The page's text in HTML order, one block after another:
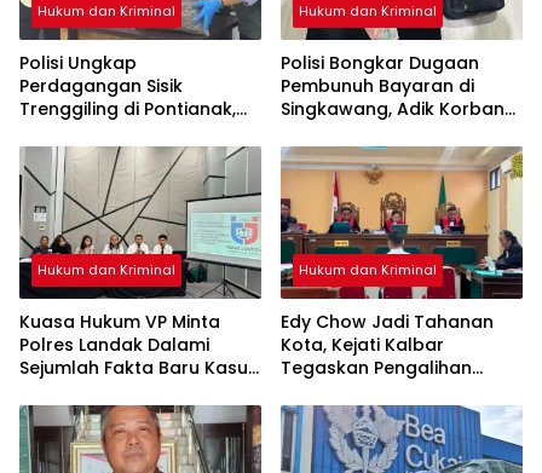
Hukum dan Kriminal
Polisi Ungkap
Perdagangan Sisik
Trenggiling di Pontianak,
Kuku
Hukum dan Kriminal
Polisi Bongkar Dugaan
Pembunuh Bayaran di
Singkawang, Adik Korban
Hukum dan Kriminal
Kuasa Hukum VP Minta
Polres Landak Dalami
Sejumlah Fakta Baru Kasus
Hukum dan Kriminal
Edy Chow Jadi Tahanan
Kota, Kejati Kalbar
Tegaskan Pengalihan
Hakim